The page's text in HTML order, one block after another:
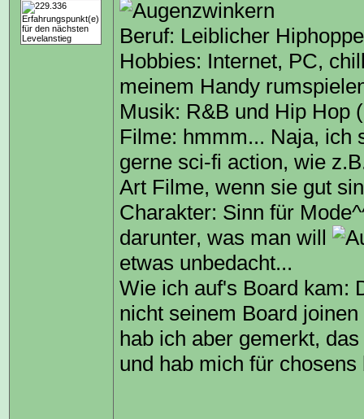
Beruf: Leiblicher
Hobbies: Internet, PC,
meinem Handy
Musik: R&B und Hip Hop
Filme: hmmm... Naja, ich
gerne sci-fi action, wie
Art Filme, wenn sie gut
Charakter: Sinn für
darunter, was man will
etwas unbedacht...
Wie ich auf's Board kam:
nicht seinem Board
hab ich aber gemerkt,
und hab mich für